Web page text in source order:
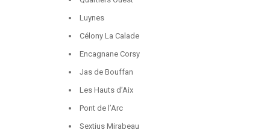
Luynes
Célony La Calade
Encagnane Corsy
Jas de Bouffan
Les Hauts d’Aix
Pont de l’Arc
Sextius Mirabeau